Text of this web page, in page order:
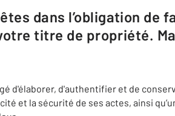
titre de propriété.
d'élaborer, d'authentifier et de
et la sécurité de ses actes, ainsi